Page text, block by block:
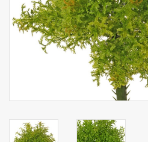
Coronas de flores